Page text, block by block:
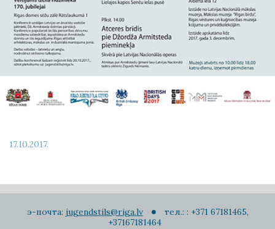
17.10.2017.
э-почта: jugendstils@riga.lv
тел.: : +371 67181465,
+37167181464